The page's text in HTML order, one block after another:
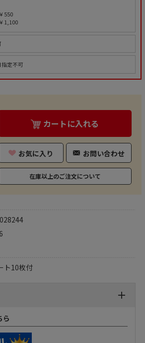
550
1,100
定不可
カートに入れる
お気に入り お問い合わせ
在庫以上のご注文について
10枚付
ら